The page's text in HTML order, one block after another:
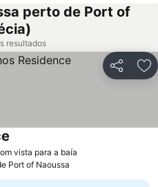
perto de Port of
resultados
Partilhar
vista para a baía
Port of Naoussa